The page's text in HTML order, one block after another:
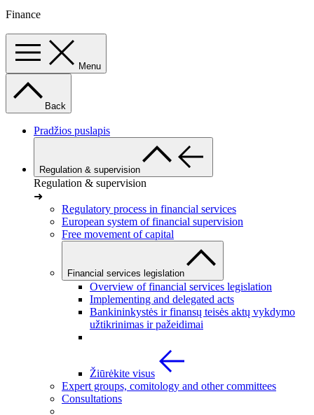
Finance
Menu
Back
Pradžios puslapis
Regulation & supervision
Regulation & supervision
➜
Regulatory process in financial services
European system of financial supervision
Free movement of capital
Financial services legislation
Overview of financial services legislation
Implementing and delegated acts
Bankininkystės ir finansų teisės aktų vykdymo
užtikrinimas ir pažeidimai
Žiūrėkite visus
Expert groups, comitology and other committees
Consultations